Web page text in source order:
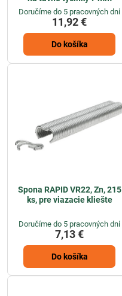
Doručíme do 5 pracovných dní
11,92 €
Do košíka
Spona RAPID VR22, Zn, 215
ks, pre viazacie kliešte
Doručíme do 5 pracovných dní
7,13 €
Do košíka